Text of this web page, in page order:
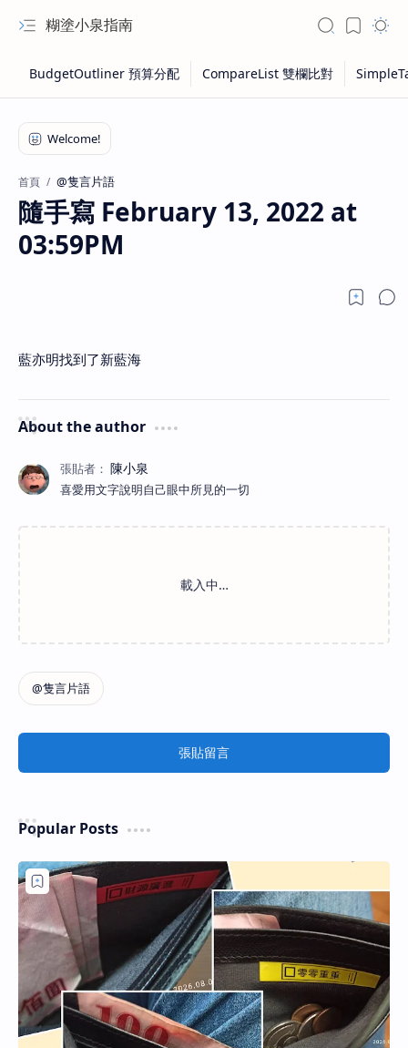
糊塗小泉指南
首頁 @隻言片語
隨手寫 February 13, 2022 at
03:59PM
藍亦明找到了新藍海
About the author
喜愛用文字說明自己眼中所見的一切
張貼留言
Popular Posts